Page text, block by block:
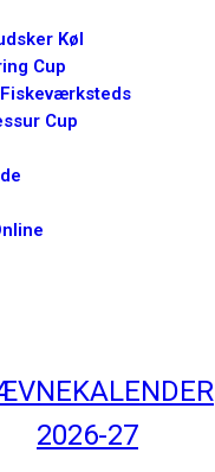
Køl
Cup
Cup
2026-27